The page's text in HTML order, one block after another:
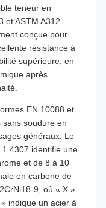
teneur en
et ASTM A312
conçue pour
résistance à
supérieure, en
après
EN 10088 et
sans soudure en
généraux. Le
identifie une
et de 8 à 10
en carbone de
9, où « X »
indique un acier à